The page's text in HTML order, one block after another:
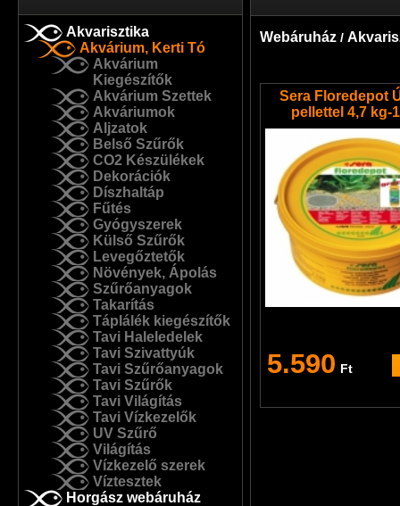
Akvarisztika
Akvárium, Kerti Tó
Akvárium
Kiegészítők
Akvárium Szettek
Akváriumok
Aljzatok
Belső Szűrők
CO2 Készülékek
Dekorációk
Díszhaltáp
Fűtés
Gyógyszerek
Külső Szűrők
Levegőztetők
Növények, Ápolás
Szűrőanyagok
Takarítás
Táplálék kiegészítők
Tavi Haleledelek
Tavi Szivattyúk
Tavi Szűrőanyagok
Tavi Szűrők
Tavi Világítás
Tavi Vízkezelők
UV Szűrő
Világítás
Vízkezelő szerek
Víztesztek
Horgász webáruház
Webáruház /
Sera Floredepot
pellettel 4,7 kg-
5.590 Ft